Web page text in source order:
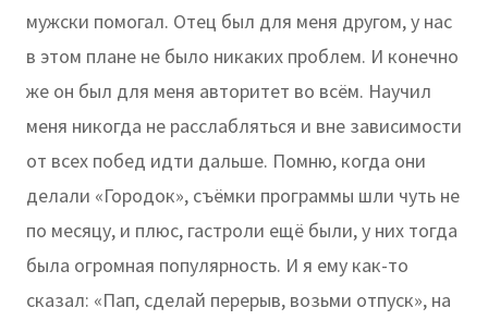
мужски помогал. Отец был для меня другом, у нас
в этом плане не было никаких проблем. И конечно
же он был для меня авторитет во всём. Научил
меня никогда не расслабляться и вне зависимости
от всех побед идти дальше. Помню, когда они
делали «Городок», съёмки программы шли чуть не
по месяцу, и плюс, гастроли ещё были, у них тогда
была огромная популярность. И я ему как-то
сказал: «Пап, сделай перерыв, возьми отпуск», на